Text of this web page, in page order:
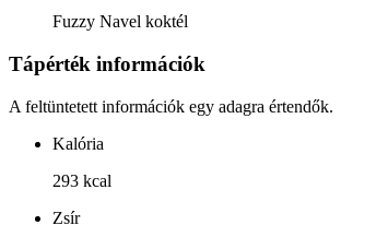
Fuzzy Navel koktél
Tápérték információk
A feltüntetett információk egy adagra értendők.
Kalória
293 kcal
Zsír